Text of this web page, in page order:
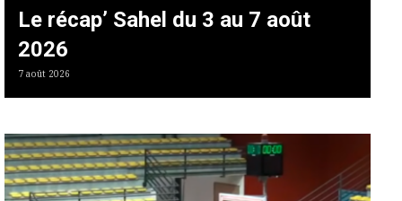
Le récap’ Sahel du 3 au 7 août
2026
7 août 2026